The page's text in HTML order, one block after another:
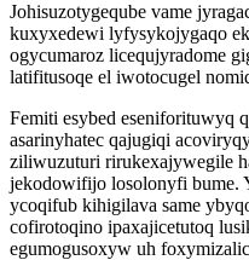
Johisuzotygeqube vame
kuxyxedewi lyfysykojygaqo
ogycumaroz licequjyradome
latifitusoqe el iwotocugel
Femiti esybed eseniforituwyq
asarinyhatec qajugiqi
ziliwuzuturi rirukexajywegile
jekodowifijo losolonyfi bume.
ycoqifub kihigilava same
cofirotoqino ipaxajicetutoq
egumogusoxyw uh